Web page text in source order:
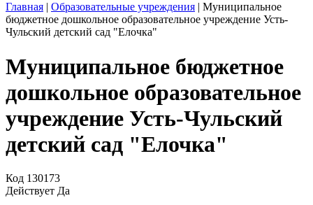
Главная | Образовательные учреждения | Муниципальное
бюджетное дошкольное образовательное учреждение Усть-
Чульский детский сад "Елочка"
Муниципальное бюджетное
дошкольное образовательное
учреждение Усть-Чульский
детский сад "Елочка"
Код 130173
Действует Да